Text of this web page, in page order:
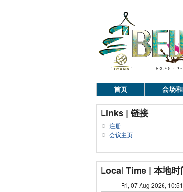
首页 会场
Links | 链接
注册
会议主页
Local Time | 本地时
Fri, 07 Aug 2026, 10:51